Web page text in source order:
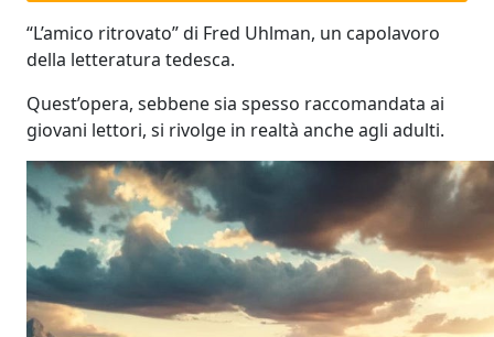
“L’amico ritrovato” di Fred Uhlman, un capolavoro
della letteratura tedesca.
Quest’opera, sebbene sia spesso raccomandata ai
giovani lettori, si rivolge in realtà anche agli adulti.